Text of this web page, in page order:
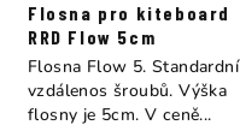
Flosna pro kiteboard
RRD Flow 5cm
Flosna Flow 5. Standardní
vzdálenos šroubů. Výška
flosny je 5cm. V ceně...